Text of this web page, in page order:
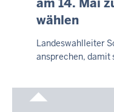
2026
-
08:05
wählen
Landeswahlleiter
ansprechen, damit